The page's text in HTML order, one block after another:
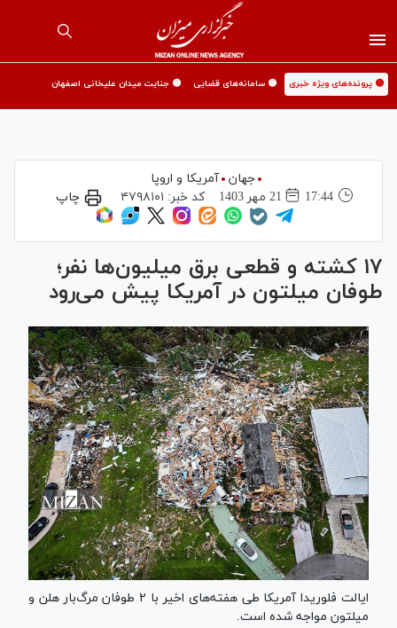
🟡 پرونده‌های ویژه خبری 🟡 سامانه‌های قضایی 🟡 جنایت میدان علیخانی اصفهان
جهان
آمریکا و اروپا
17:44
21 مهر 1403 کد خبر: ۴۷۹۸۱۰۱ چاپ
۱۷ کشته و قطعی برق میلیون‌ها نفر؛
طوفان میلتون در آمریکا پیش می‌رود
ایالت فلوریدا آمریکا طی هفته‌های اخیر با ۲ طوفان مرگ‌بار هلن و
میلتون مواجه شده است.